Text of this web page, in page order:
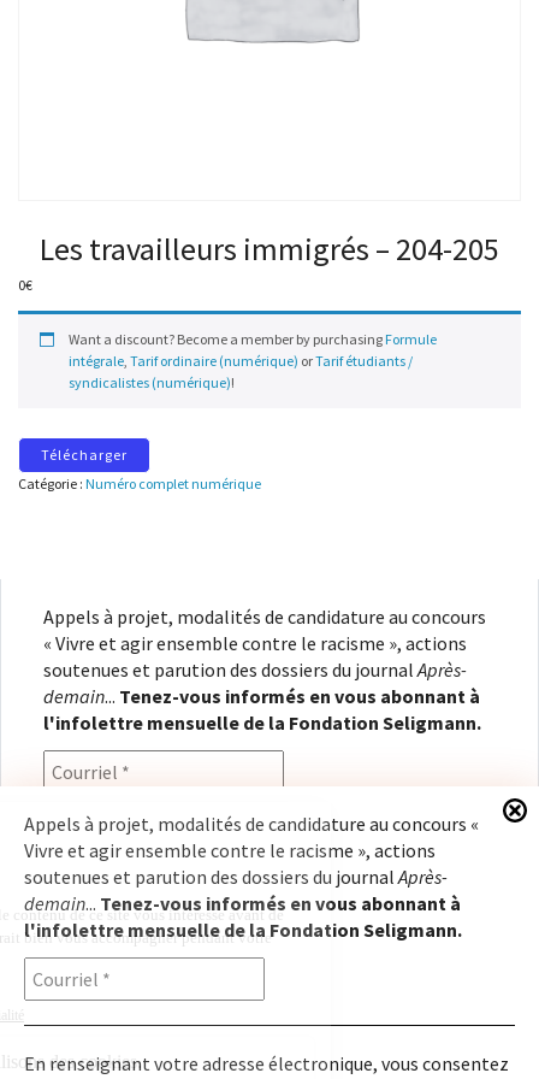
Les travailleurs immigrés – 204-205
0€
Want a discount? Become a member by purchasing Formule
intégrale, Tarif ordinaire (numérique) orTarif étudiants /
syndicalistes (numérique)!
Télécharger
Catégorie : Numéro complet numérique
Appels à projet, modalités de candidature au concours
« Vivre et agir ensemble contre le racisme », actions
soutenues et parution des dossiers du journal Après-
demain... Tenez-vous informés en vous abonnant à
l'infolettre mensuelle de la Fondation Seligmann.
En renseignant votre adresse électronique, vous
consentez à recevoir l'infolettre de la Fondation
Seligmann, conformément à notrepolitique de
confidentialité. Il vous sera possible de vous
désabonner à tout moment.
Appels à projet, modalités de candidature au concours «
Vivre et agir ensemble contre le racisme », actions
soutenues et parution des dossiers du journalAprès-
demain... Tenez-vous informés en vous abonnant à
l'infolettre mensuelle de la Fondation Seligmann.
En renseignant votre adresse électronique, vous consentez